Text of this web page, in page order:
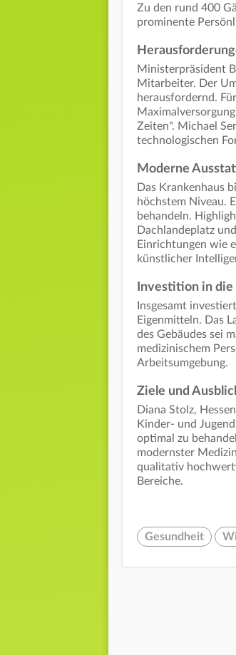
Zu den rund 400
prominente
Ministerpräsident
Mitarbeiter. Der
herausfordernd.
Zeiten". Michael
technologischen
Moderne
Das Krankenhaus
höchstem Niveau.
behandeln.
Dachlandeplatz
Einrichtungen wie
künstlicher
Investition in
Insgesamt
Eigenmitteln. Das
des Gebäudes sei
medizinischem
Arbeitsumgebung.
Ziele und
Diana Stolz,
Kinder- und
optimal zu
modernster
qualitativ
Bereiche.
Gesundheit